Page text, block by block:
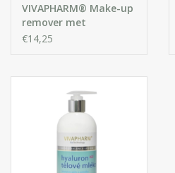
VIVAPHARM® Make-up
remover met
hyaluronzuur
€14,25